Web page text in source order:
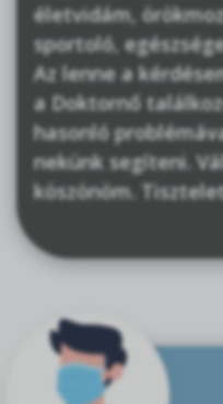
életvidám,
sportoló,
Az lenne a
a Doktornő
hasonló
nekünk segíteni.
köszönöm.